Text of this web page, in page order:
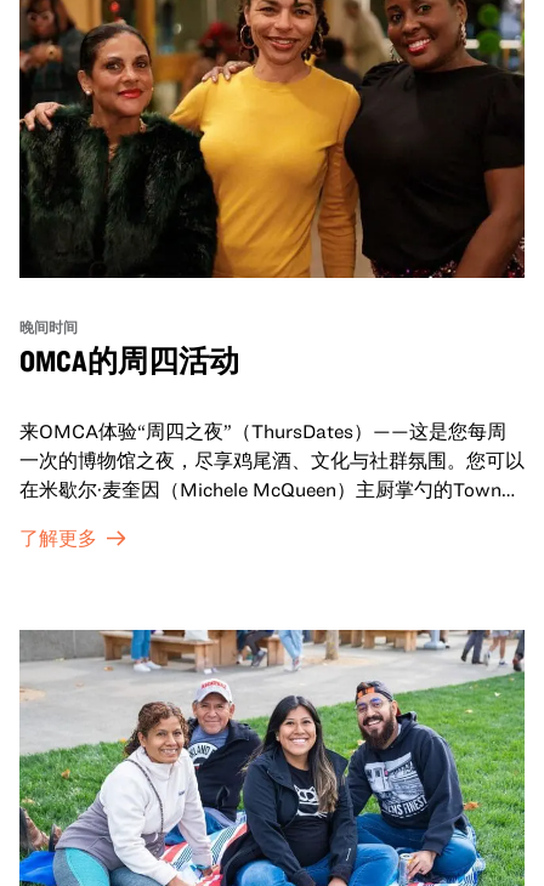
晚间时间
OMCA的周四活动
来OMCA体验“周四之夜”（ThursDates）——这是您每周
一次的博物馆之夜，尽享鸡尾酒、文化与社群氛围。您可以
在米歇尔·麦奎因（Michele McQueen）主厨掌勺的Town
探索那些在夜幕下焕发活力的展厅，那里将呈现快闪表演、
了解更多